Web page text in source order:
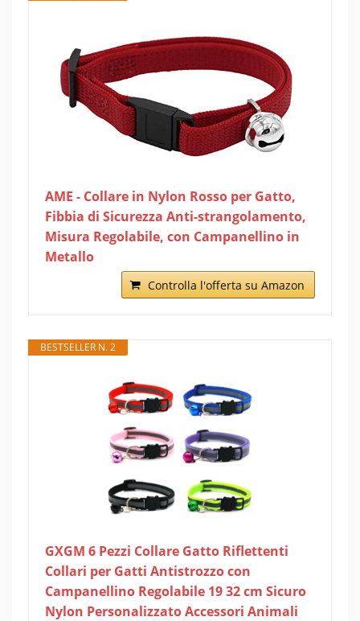
AME - Collare in Nylon Rosso per Gatto,
Fibbia di Sicurezza Anti-strangolamento,
Misura Regolabile, con Campanellino in
Metallo
Controlla l'offerta su Amazon
BESTSELLER N. 2
GXGM 6 Pezzi Collare Gatto Riflettenti
Collari per Gatti Antistrozzo con
Campanellino Regolabile 19 32 cm Sicuro
Nylon Personalizzato Accessori Animali